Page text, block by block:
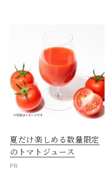
夏だけ楽しめる数量限定
のトマトジュース
PR